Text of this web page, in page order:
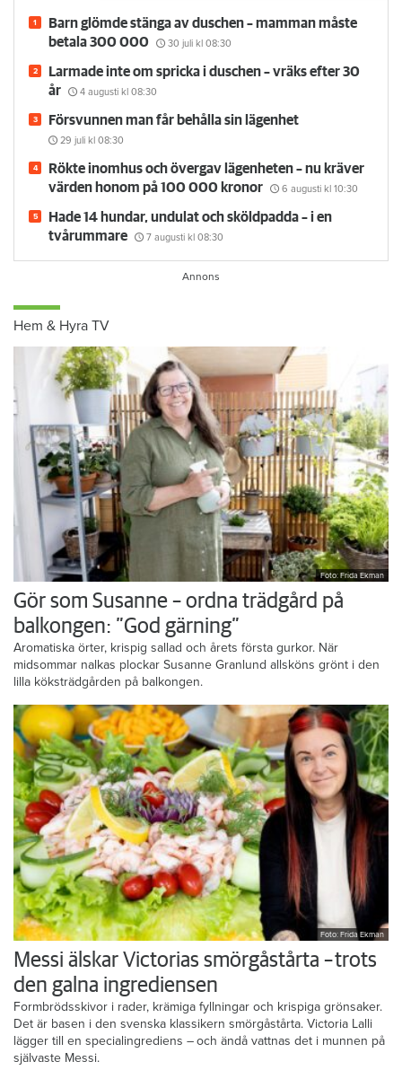
Barn glömde stänga av duschen – mamman måste
betala 300 000
30 juli kl 08:30
Larmade inte om spricka i duschen – vräks efter 30
år
4 augusti kl 08:30
Försvunnen man får behålla sin lägenhet
29 juli kl 08:30
Rökte inomhus och övergav lägenheten – nu kräver
värden honom på 100 000 kronor
6 augusti kl 10:30
Hade 14 hundar, undulat och sköldpadda – i en
tvårummare
7 augusti kl 08:30
Hem & Hyra TV
Foto: Frida Ekman
Gör som Susanne – ordna trädgård på
balkongen: ”God gärning”
Aromatiska örter, krispig sallad och årets första gurkor. När
midsommar nalkas plockar Susanne Granlund allsköns grönt i den
lilla köksträdgården på balkongen.
Foto: Frida Ekman
Messi älskar Victorias smörgåstårta – trots
den galna ingrediensen
Formbrödsskivor i rader, krämiga fyllningar och krispiga grönsaker.
Det är basen i den svenska klassikern smörgåstårta. Victoria Lalli
lägger till en specialingrediens – och ändå vattnas det i munnen på
självaste Messi.